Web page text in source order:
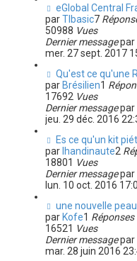
eGlobal Central
parTIbasic7
50988 Vues
Dernier messagepar
mer. 27 sept. 2017
Qu'est ce qu'une
par Brésilien1
17692 Vues
Dernier messagepar
jeu. 29 déc. 2016
Es ce qu'un kit
par lhandinaute2
18801 Vues
Dernier messagepar
lun. 10 oct. 2016
une nouvelle
par Kofe1 Réponses
16521 Vues
Dernier messagepar
mar. 28 juin 2016